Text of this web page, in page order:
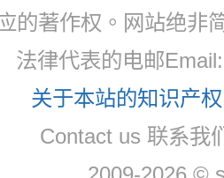
的著作权。网站绝非
法律代表的电邮
关于本站的知识产
Contact us 联系我